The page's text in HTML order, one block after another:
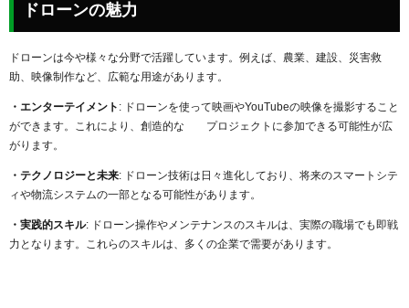
ドローンの魅力
ドローンは今や様々な分野で活躍しています。例えば、農業、建設、災害救
助、映像制作など、広範な用途があります。
・エンターテイメント : ドローンを使って映画やYouTubeの映像を撮影すること
ができます。これにより、創造的な プロジェクトに参加できる可能性が広
がります。
・テクノロジーと未来: ドローン技術は日々進化しており、将来のスマートシテ
ィや物流システムの一部となる可能性があります。
・実践的スキル: ドローン操作やメンテナンスのスキルは、実際の職場でも即戦
力となります。これらのスキルは、多くの企業で需要があります。